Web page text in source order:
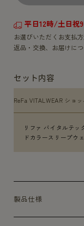
平日12時/土日祝
お選びいただくお支払
返品・交換、お届けに
セット内容
ReFa VITALWEAR ショ
リファ バイタルテ
ドカラースリープウ
製品仕様